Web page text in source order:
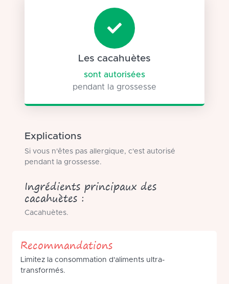
Les cacahuètes
sont autorisées
pendant la grossesse
Explications
Si vous n'êtes pas allergique, c'est autorisé
pendant la grossesse.
Ingrédients principaux des
cacahuètes :
Cacahuètes.
Recommandations
Limitez la consommation d'aliments ultra-
transformés.